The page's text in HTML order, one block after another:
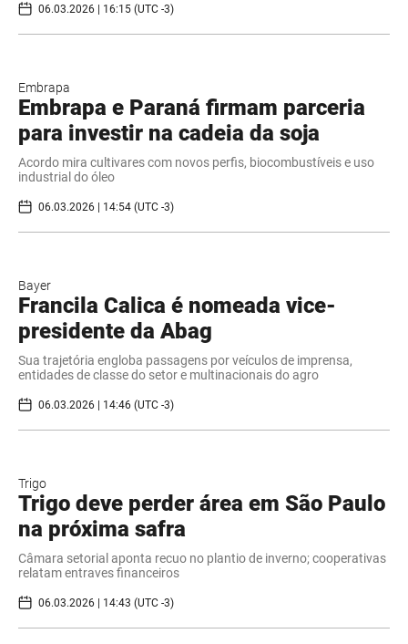
06.03.2026 | 16:15 (UTC -3)
Embrapa
Embrapa e Paraná firmam parceria
para investir na cadeia da soja
Acordo mira cultivares com novos perfis, biocombustíveis e uso
industrial do óleo
06.03.2026 | 14:54 (UTC -3)
Bayer
Francila Calica é nomeada vice-
presidente da Abag
Sua trajetória engloba passagens por veículos de imprensa,
entidades de classe do setor e multinacionais do agro
06.03.2026 | 14:46 (UTC -3)
Trigo
Trigo deve perder área em São Paulo
na próxima safra
Câmara setorial aponta recuo no plantio de inverno; cooperativas
relatam entraves financeiros
06.03.2026 | 14:43 (UTC -3)